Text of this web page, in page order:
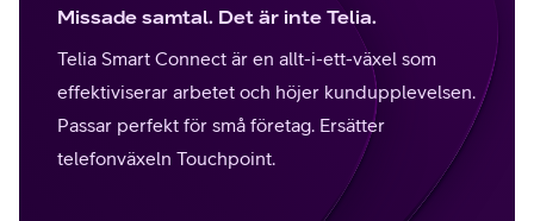
Missade samtal. Det är inte Telia.
Telia Smart Connect är en allt-i-ett-växel som
effektiviserar arbetet och höjer kundupplevelsen.
Passar perfekt för små företag. Ersätter
telefonväxeln Touchpoint.